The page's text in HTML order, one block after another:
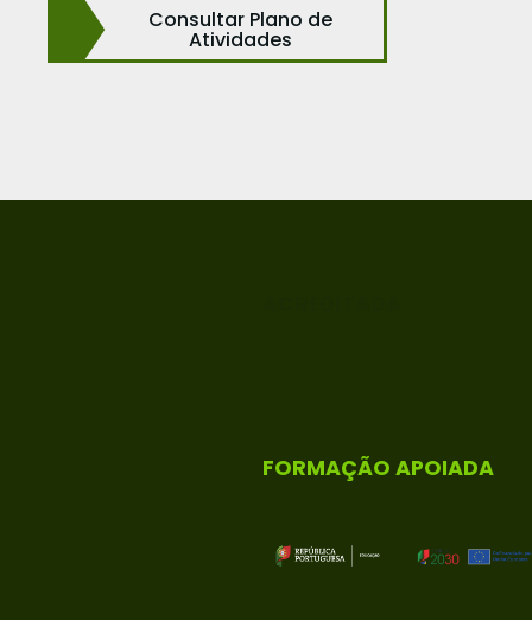
Consultar Plano de
Atividades
FORMAÇÃO APOIADA